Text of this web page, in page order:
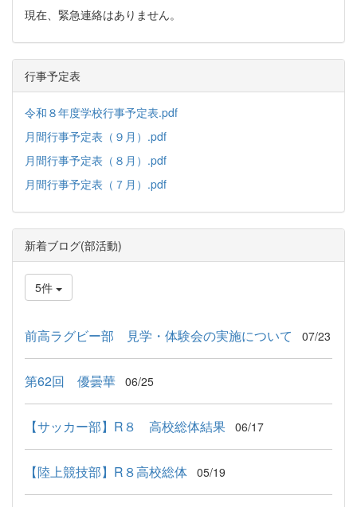
現在、緊急連絡はありません。
行事予定表
令和８年度学校行事予定表.pdf
月間行事予定表（９月）.pdf
月間行事予定表（８月）.pdf
月間行事予定表（７月）.pdf
新着ブログ(部活動)
5件
前高ラグビー部 見学・体験会の実施について 07/23
第62回 優曇華 06/25
【サッカー部】R８ 高校総体結果 06/17
【陸上競技部】R８高校総体 05/19